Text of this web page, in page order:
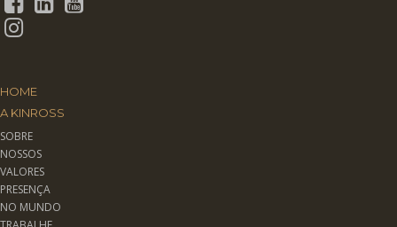
HOME
A KINROSS
SOBRE
NOSSOS
VALORES
PRESENÇA
NO MUNDO